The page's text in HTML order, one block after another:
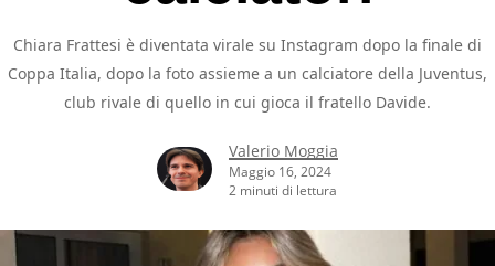
Chiara Frattesi è diventata virale su Instagram dopo la finale di
Coppa Italia, dopo la foto assieme a un calciatore della Juventus,
club rivale di quello in cui gioca il fratello Davide.
Valerio Moggia
Maggio 16, 2024
2 minuti di lettura